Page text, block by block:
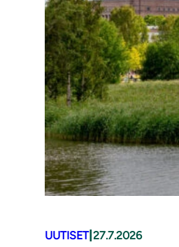
UUTISET| 27.7.2026